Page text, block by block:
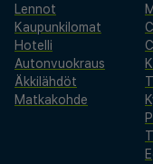
Lennot
Kaupunkilomat
Hotelli
Autonvuokraus
Äkkilähdöt
Matkakohde